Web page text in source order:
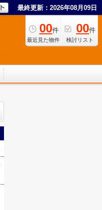
最終更新：2026年08月09日
00件
最近見た物件
00件
検討リスト